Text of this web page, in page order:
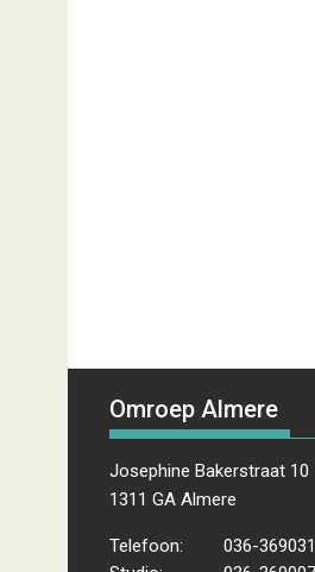
Omroep Almere
Josephine Bakerstraat 10
1311 GA Almere
Telefoon:
036-